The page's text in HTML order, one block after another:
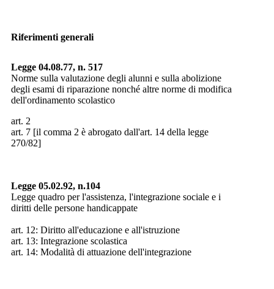
Riferimenti generali
Legge 04.08.77, n. 517
Norme sulla valutazione degli alunni e sulla abolizione
degli esami di riparazione nonché altre norme di modifica
dell'ordinamento scolastico
art. 2
art. 7 [il comma 2 è abrogato dall'art. 14 della legge
270/82]
Legge 05.02.92, n.104
Legge quadro per l'assistenza, l'integrazione sociale e i
diritti delle persone handicappate
art. 12: Diritto all'educazione e all'istruzione
art. 13: Integrazione scolastica
art. 14: Modalità di attuazione dell'integrazione